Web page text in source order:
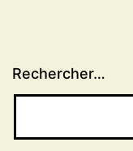
Rechercher…